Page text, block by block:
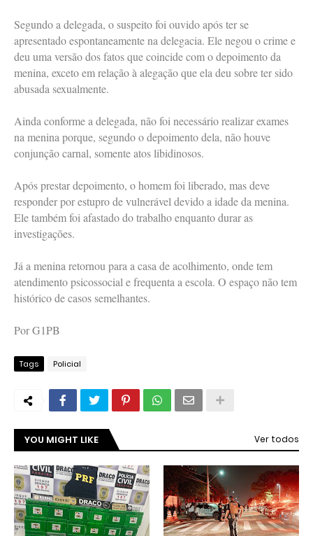
Segundo a delegada, o suspeito foi ouvido após ter se
apresentado espontaneamente na delegacia. Ele negou o crime e
deu uma versão dos fatos que coincide com o depoimento da
menina, exceto em relação à alegação que ela deu sobre ter sido
abusada sexualmente.
Ainda conforme a delegada, não foi necessário realizar exames
na menina porque, segundo o depoimento dela, não houve
conjunção carnal, somente atos libidinosos.
Após prestar depoimento, o homem foi liberado, mas deve
responder por estupro de vulnerável devido a idade da menina.
Ele também foi afastado do trabalho enquanto durar as
investigações.
Já a menina retornou para a casa de acolhimento, onde tem
atendimento psicossocial e frequenta a escola. O espaço não tem
histórico de casos semelhantes.
Por G1PB
Tags Policial
YOU MIGHT LIKE Ver todos